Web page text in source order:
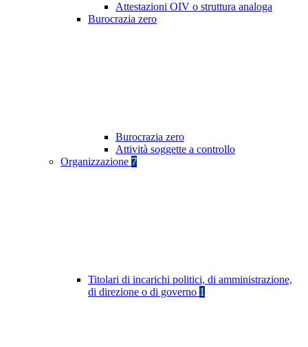
Attestazioni OIV o struttura analoga
Burocrazia zero
Burocrazia zero
Attività soggette a controllo
Organizzazione 7
Titolari di incarichi politici, di amministrazione,
di direzione o di governo 1